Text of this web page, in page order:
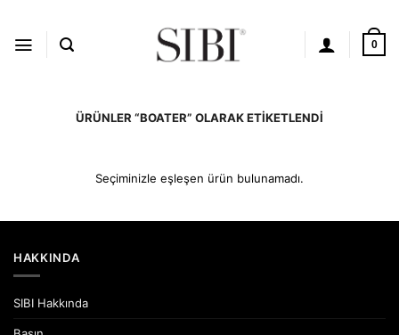
0
ÜRÜNLER “BOATER” OLARAK ETIKETLENDI
Seçiminizle eşleşen ürün bulunamadı.
HAKKINDA
SIBI Hakkında